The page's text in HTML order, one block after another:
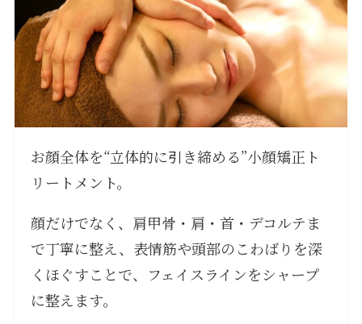
お顔全体を“立体的に引き締める”小顔矯正ト
リートメント。
顔だけでなく、肩甲骨・肩・首・デコルテま
で丁寧に整え、表情筋や頭部のこわばりを深
くほぐすことで、フェイスラインをシャープ
に整えます。